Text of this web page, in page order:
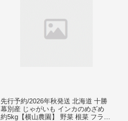
先行予約/2026年秋発送 北海道 十勝
幕別産 じゃがいも インカのめざめ
約5kg【横山農園】 野菜 根菜 フライ